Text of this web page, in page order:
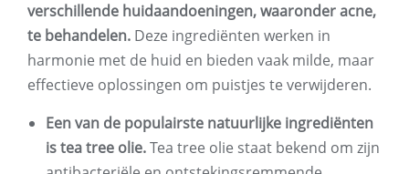
verschillende huidaandoeningen, waaronder acne,
te behandelen. Deze ingrediënten werken in
harmonie met de huid en bieden vaak milde, maar
effectieve oplossingen om puistjes te verwijderen.
Een van de populairste natuurlijke ingrediënten
is tea tree olie.Tea tree olie staat bekend om zijn